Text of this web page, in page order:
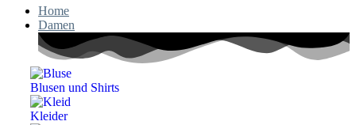
Home
Damen
Blusen und Shirts
Kleider